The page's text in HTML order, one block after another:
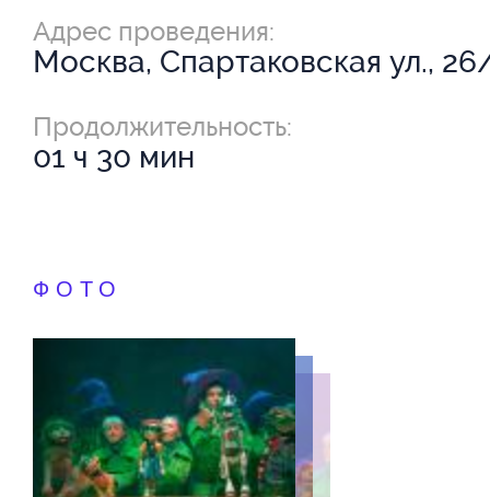
Адрес проведения:
Москва, Спартаковская ул.,
Продолжительность:
01 ч 30 мин
ФОТО